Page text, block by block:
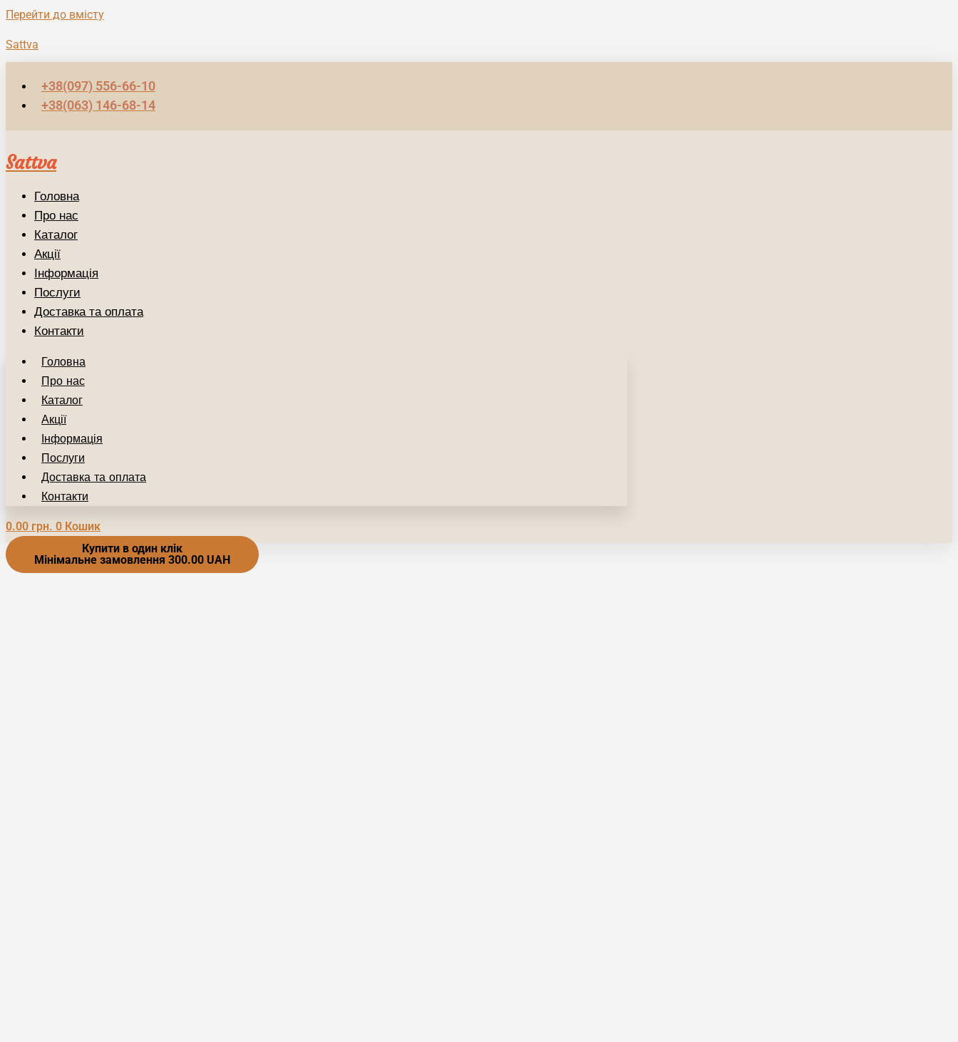
Перейти до вмісту
Sattva
+38(097) 556-66-10
+38(063) 146-68-14
Sattva
Головна
Про нас
Каталог
Акції
Інформація
Послуги
Доставка та оплата
Контакти
Головна
Про нас
Каталог
Акції
Інформація
Послуги
Доставка та оплата
Контакти
0.00 грн. 0 Кошик
Купити в один клік
Мінімальне замовлення 300.00 UAH